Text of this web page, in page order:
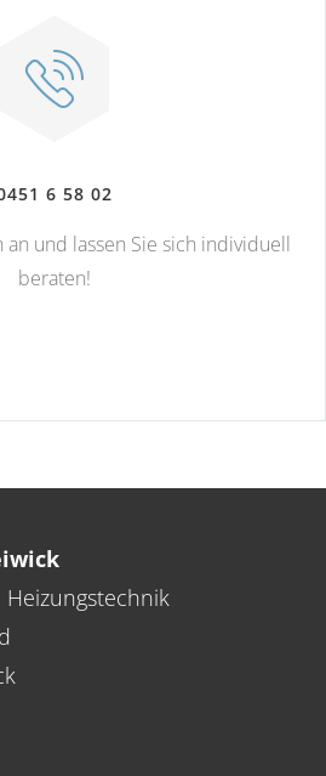
6 58 02
an und lassen Sie sich individuell
beraten!